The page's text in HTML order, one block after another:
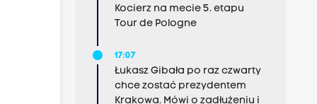
Kocierz na mecie 5. etapu
Tour de Pologne
17:07
Łukasz Gibała po raz czwarty
chce zostać prezydentem
Krakowa. Mówi o zadłużeniu i